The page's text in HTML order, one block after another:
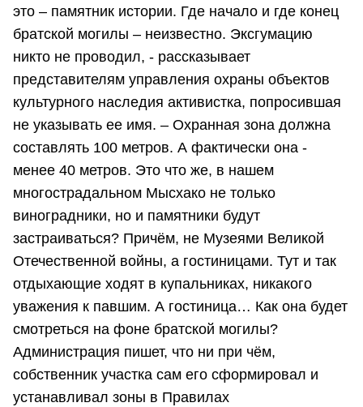
это – памятник истории. Где начало и где конец
братской могилы – неизвестно. Эксгумацию
никто не проводил, - рассказывает
представителям управления охраны объектов
культурного наследия активистка, попросившая
не указывать ее имя. – Охранная зона должна
составлять 100 метров. А фактически она -
менее 40 метров. Это что же, в нашем
многострадальном Мысхако не только
виноградники, но и памятники будут
застраиваться? Причём, не Музеями Великой
Отечественной войны, а гостиницами. Тут и так
отдыхающие ходят в купальниках, никакого
уважения к павшим. А гостиница… Как она будет
смотреться на фоне братской могилы?
Администрация пишет, что ни при чём,
собственник участка сам его сформировал и
устанавливал зоны в Правилах